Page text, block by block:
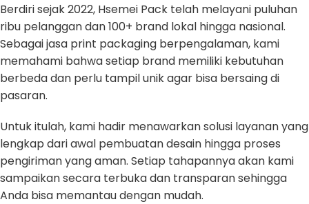
Berdiri sejak 2022, Hsemei Pack telah melayani puluhan
ribu pelanggan dan 100+ brand lokal hingga nasional.
Sebagai jasa print packaging berpengalaman, kami
memahami bahwa setiap brand memiliki kebutuhan
berbeda dan perlu tampil unik agar bisa bersaing di
pasaran.
Untuk itulah, kami hadir menawarkan solusi layanan yang
lengkap dari awal pembuatan desain hingga proses
pengiriman yang aman. Setiap tahapannya akan kami
sampaikan secara terbuka dan transparan sehingga
Anda bisa memantau dengan mudah.